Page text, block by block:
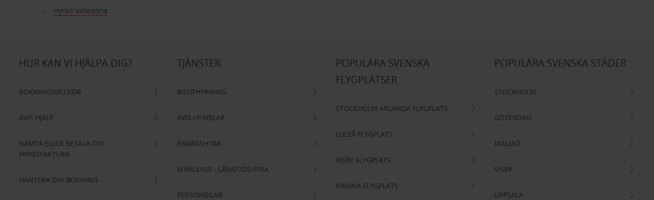
Hyrbil Valledoria
HUR KAN VI HJÄLPA DIG?
BOKNINGSVILLKOR
AVIS HJÄLP
HÄMTA ELLER BETALA DIN
HYRESFAKTURA
HANTERA DIN BOKNING
TJÄNSTER
BILUTHYRNING
AVIS HYRBILAR
ENVÄGSHYRA
MINILEASE - LÅNGTIDSHYRA
PERSONBILAR
POPULÄRA SVENSKA
FLYGPLATSER
STOCKHOLM ARLANDA FLYGPLATS
LULEÅ FLYGPLATS
VISBY FLYGPLATS
KIRUNA FLYGPLATS
POPULÄRA SVENSKA STÄDER
STOCKHOLM
GÖTEBORG
MALMÖ
VISBY
UPPSALA